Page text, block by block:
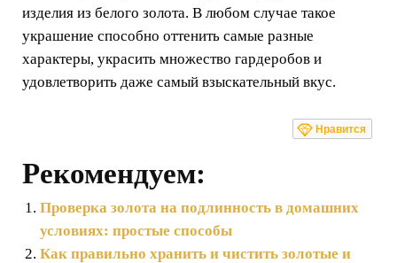
изделия из белого золота. В любом случае такое
украшение способно оттенить самые разные
характеры, украсить множество гардеробов и
удовлетворить даже самый взыскательный вкус.
Нравится
Рекомендуем:
Проверка золота на подлинность в домашних
условиях: простые способы
Как правильно хранить и чистить золотые и